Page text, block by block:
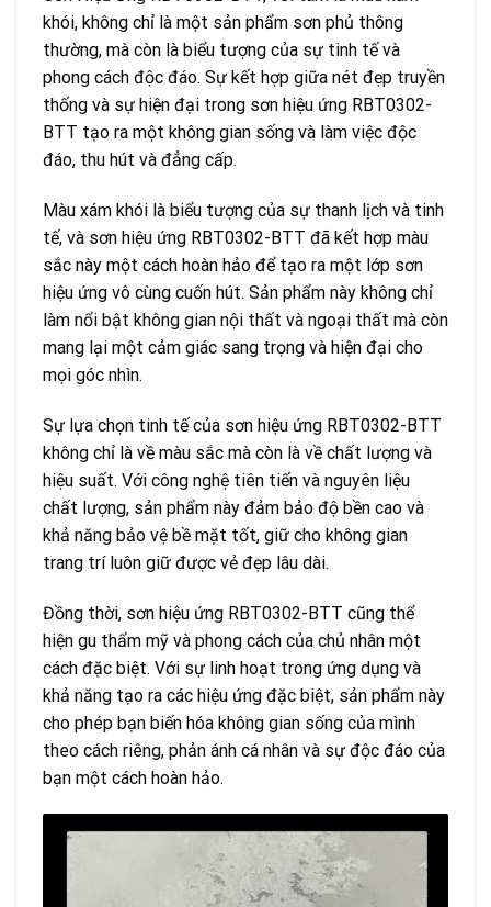
khói, không chỉ là một sản phẩm sơn phủ thông
thường, mà còn là biểu tượng của sự tinh tế và
phong cách độc đáo. Sự kết hợp giữa nét đẹp truyền
thống và sự hiện đại trong sơn hiệu ứng RBT0302-
BTT tạo ra một không gian sống và làm việc độc
đáo, thu hút và đẳng cấp.
Màu xám khói là biểu tượng của sự thanh lịch và tinh
tế, và sơn hiệu ứng RBT0302-BTT đã kết hợp màu
sắc này một cách hoàn hảo để tạo ra một lớp sơn
hiệu ứng vô cùng cuốn hút. Sản phẩm này không chỉ
làm nổi bật không gian nội thất và ngoại thất mà còn
mang lại một cảm giác sang trọng và hiện đại cho
mọi góc nhìn.
Sự lựa chọn tinh tế của sơn hiệu ứng RBT0302-BTT
không chỉ là về màu sắc mà còn là về chất lượng và
hiệu suất. Với công nghệ tiên tiến và nguyên liệu
chất lượng, sản phẩm này đảm bảo độ bền cao và
khả năng bảo vệ bề mặt tốt, giữ cho không gian
trang trí luôn giữ được vẻ đẹp lâu dài.
Đồng thời, sơn hiệu ứng RBT0302-BTT cũng thể
hiện gu thẩm mỹ và phong cách của chủ nhân một
cách đặc biệt. Với sự linh hoạt trong ứng dụng và
khả năng tạo ra các hiệu ứng đặc biệt, sản phẩm này
cho phép bạn biến hóa không gian sống của mình
theo cách riêng, phản ánh cá nhân và sự độc đáo của
bạn một cách hoàn hảo.